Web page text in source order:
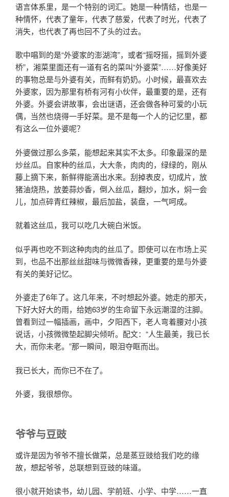
语言体系里，是一个特别的词汇。她是一种情结，也是一
种情怀，代表了童年，代表了慈爱，代表了时光，代表了
消失，也代表了再也回不了头的过去。
歌中唱到的是“外婆家的澎湖湾”，或者“摇呀摇，摇到外婆
桥”，湘菜里面还有一道有名的菜叫“外婆菜”……好像美好
的事物总是与外婆有关，而鲜有奶奶。小时候，最喜欢去
外婆家，因为那里有桥有河有小伙伴，最重要的是，还有
外婆。外婆会讲故事，会出谜语，还会做各种可爱的小玩
偶，当然也烧得一手好菜。是不是每一个人的记忆里，都
有这么一位外婆呢？
外婆做过那么多菜，能想起来其实不太多。印象最深的是
炒丝瓜。自家种的丝瓜，大大条，肉肉的，绿绿的，刚从
藤上摘下来，新鲜得能滴出水来。刮掉表皮，切成片，放
猪油烧热，放姜蒜炒香，倒入丝瓜，翻炒，加水，焖一会
儿，加点碎青红辣椒，最后加盐，装盘，一气呵成。
就着这丝瓜，我可以吃几大碗白米饭。
似乎再也吃不到这种肉肉的丝瓜了。即使可以在市场上买
到，也品不出那丝丝甜味与微微香辣，更重要的是与外婆
有关的美好记忆。
外婆走了6年了。这几年来，不时想起外婆。她走的那天，
下好大好大的雨，给她63岁的生命留下永远潮湿的注脚。
曾看到过一幅插画，画中，夕阳西下，老人弯着腰对小孩
说话，小孩微微垫起脚尖倾听。配文：“人生最美，我已长
大，而你未老。”那一瞬间，眼泪夺眶而出。
我已长大，而你已不在了。
外婆，我很想你。
爷爷与豆豉
或许是因为爷爷不擅长做菜，总是蒸豆豉给我们吃的缘
故，想起爷爷，总联想到豆豉的味道。
很小就开始读书，幼儿园、学前班、小学、中学……一直